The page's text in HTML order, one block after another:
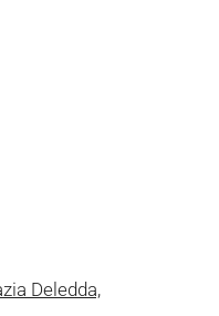
Deledda,